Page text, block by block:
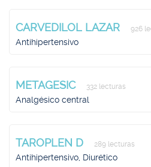
CARVEDILOL LAZAR 926
Antihipertensivo
METAGESIC 332 lecturas
Analgésico central
TAROPLEN D 289 lecturas
Antihipertensivo, Diurético